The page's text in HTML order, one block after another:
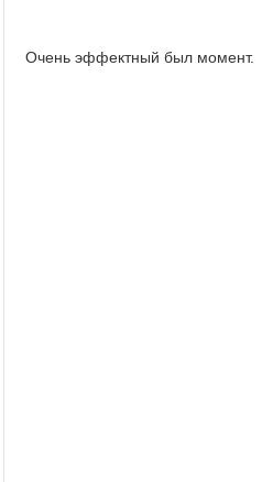
Очень эффектный был момент.